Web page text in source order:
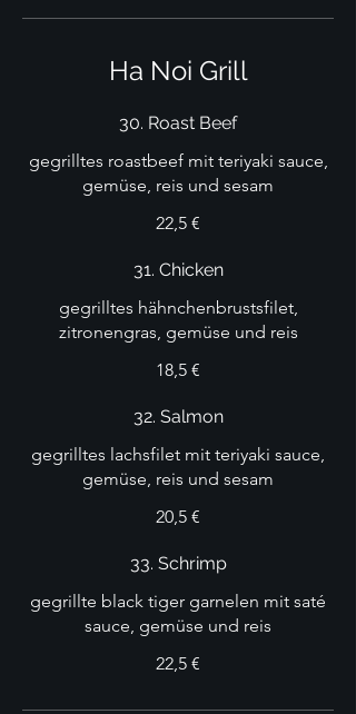
Ha Noi Grill
30. Roast Beef
gegrilltes roastbeef mit teriyaki sauce,
gemüse, reis und sesam
22,5 €
31. Chicken
gegrilltes hähnchenbrustsfilet,
zitronengras, gemüse und reis
18,5 €
32. Salmon
gegrilltes lachsfilet mit teriyaki sauce,
gemüse, reis und sesam
20,5 €
33. Schrimp
gegrillte black tiger garnelen mit saté
sauce, gemüse und reis
22,5 €